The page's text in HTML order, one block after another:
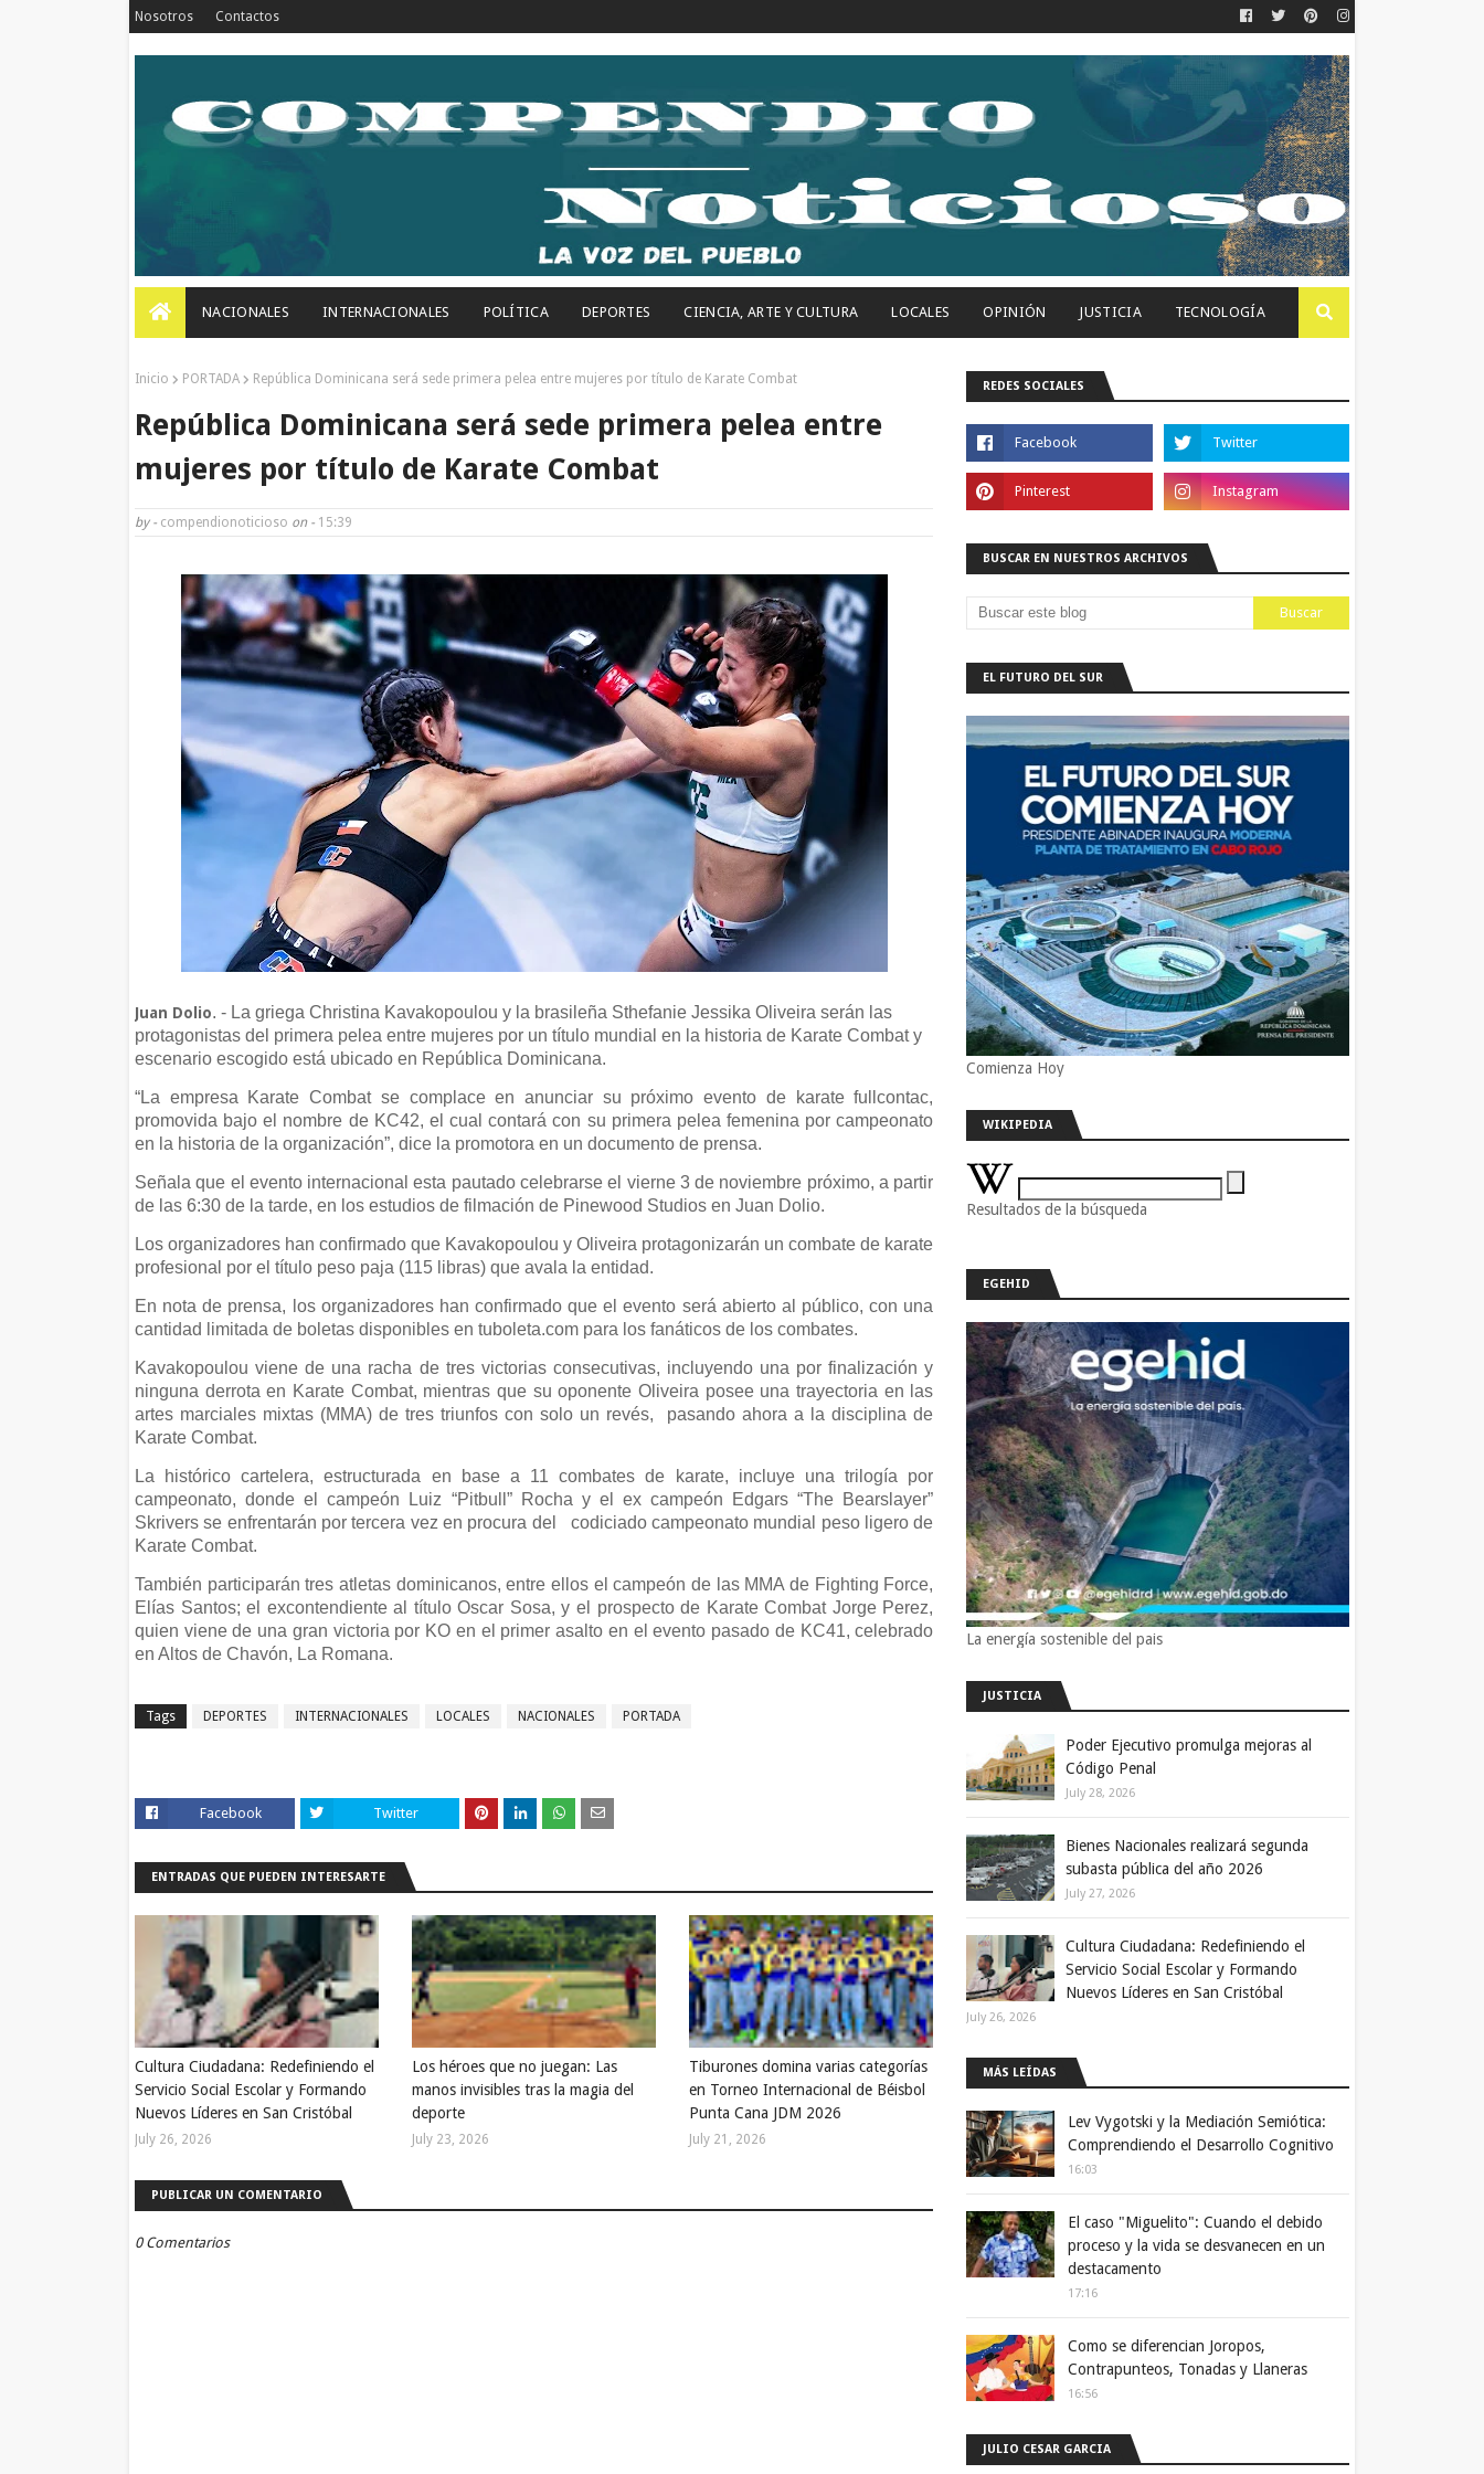
Nosotros Contactos
NACIONALES INTERNACIONALES POLÍTICA DEPORTES CIENCIA, ARTE Y CULTURA LOCALES OPINIÓN JUSTICIA TECNOLOGÍA
Inicio PORTADA República Dominicana será sede primera pelea entre mujeres por título de Karate Combat
República Dominicana será sede primera pelea entre
mujeres por título de Karate Combat
by - compendionoticioso on - 15:39
Juan Dolio. - La griega Christina Kavakopoulou y la brasileña Sthefanie Jessika Oliveira serán las
protagonistas del primera pelea entre mujeres por un título mundial en la historia de Karate Combat y
escenario escogido está ubicado en República Dominicana.
“La empresa Karate Combat se complace en anunciar su próximo evento de karate fullcontac,
promovida bajo el nombre de KC42, el cual contará con su primera pelea femenina por campeonato
en la historia de la organización”, dice la promotora en un documento de prensa.
Señala que el evento internacional esta pautado celebrarse el vierne 3 de noviembre próximo, a partir
de las 6:30 de la tarde, en los estudios de filmación de Pinewood Studios en Juan Dolio.
Los organizadores han confirmado que Kavakopoulou y Oliveira protagonizarán un combate de karate
profesional por el título peso paja (115 libras) que avala la entidad.
En nota de prensa, los organizadores han confirmado que el evento será abierto al público, con una
cantidad limitada de boletas disponibles en tuboleta.com para los fanáticos de los combates.
Kavakopoulou viene de una racha de tres victorias consecutivas, incluyendo una por finalización y
ninguna derrota en Karate Combat, mientras que su oponente Oliveira posee una trayectoria en las
artes marciales mixtas (MMA) de tres triunfos con solo un revés,
pasando ahora a la disciplina de
Karate Combat.
La histórico cartelera, estructurada en base a 11 combates de karate, incluye una trilogía por
campeonato, donde el campeón Luiz “Pitbull” Rocha y el ex campeón Edgars “The Bearslayer”
Skrivers se enfrentarán por tercera vez en procura del
codiciado campeonato mundial peso ligero de
Karate Combat.
También participarán tres atletas dominicanos, entre ellos el campeón de las MMA de Fighting Force,
Elías Santos; el excontendiente al título Oscar Sosa, y el prospecto de Karate Combat Jorge Perez,
quien viene de una gran victoria por KO en el primer asalto en el evento pasado de KC41, celebrado
en Altos de Chavón, La Romana.
Tags DEPORTES INTERNACIONALES LOCALES NACIONALES PORTADA
Facebook Twitter
ENTRADAS QUE PUEDEN INTERESARTE
Cultura Ciudadana: Redefiniendo el
Servicio Social Escolar y Formando
Nuevos Líderes en San Cristóbal
July 26, 2026
Los héroes que no juegan: Las
manos invisibles tras la magia del
deporte
July 23, 2026
Tiburones domina varias categorías
en Torneo Internacional de Béisbol
Punta Cana JDM 2026
July 21, 2026
PUBLICAR UN COMENTARIO
0 Comentarios
REDES SOCIALES
BUSCAR EN NUESTROS ARCHIVOS
EL FUTURO DEL SUR
Comienza Hoy
WIKIPEDIA
Resultados de la búsqueda
EGEHID
La energía sostenible del pais
JUSTICIA
Poder Ejecutivo promulga mejoras al
Código Penal
July 28, 2026
Bienes Nacionales realizará segunda
subasta pública del año 2026
July 27, 2026
Cultura Ciudadana: Redefiniendo el
Servicio Social Escolar y Formando
Nuevos Líderes en San Cristóbal
July 26, 2026
MÁS LEÍDAS
Lev Vygotski y la Mediación Semiótica:
Comprendiendo el Desarrollo Cognitivo
16:03
El caso "Miguelito": Cuando el debido
proceso y la vida se desvanecen en un
destacamento
17:16
Como se diferencian Joropos,
Contrapunteos, Tonadas y Llaneras
16:56
JULIO CESAR GARCIA